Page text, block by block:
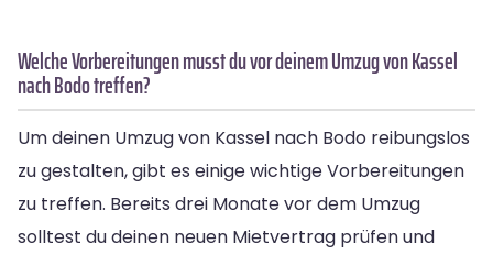
Welche Vorbereitungen musst du vor deinem Umzug von Kassel
nach Bodo treffen?
Um deinen Umzug von Kassel nach Bodo reibungslos
zu gestalten, gibt es einige wichtige Vorbereitungen
zu treffen. Bereits drei Monate vor dem Umzug
solltest du deinen neuen Mietvertrag prüfen und